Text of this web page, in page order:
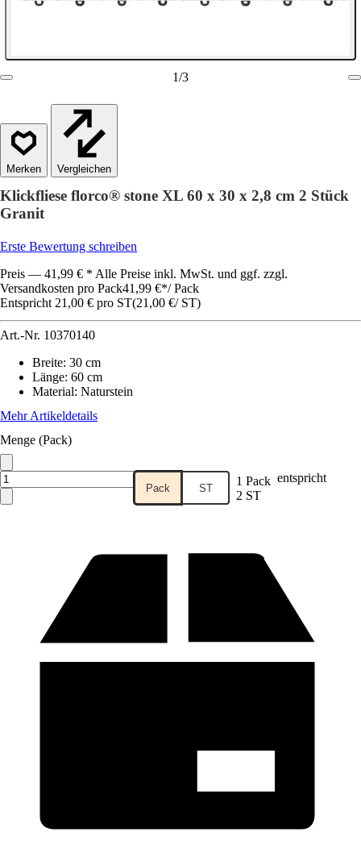
1/3
Vergleichen
Klickfliese florco® stone XL 60 x 30 x 2,8 cm 2 Stück
Granit
Erste Bewertung schreiben
Preis — 41,99 € * Alle Preise inkl. MwSt. und ggf. zzgl.
Versandkosten pro Pack41,99 €*/ Pack
Entspricht 21,00 € pro ST(21,00 €/ ST)
Art.-Nr. 10370140
Breite: 30 cm
Länge: 60 cm
Material: Naturstein
Mehr Artikeldetails
Menge (Pack)
Pack ST 1 Pack entspricht
2 ST